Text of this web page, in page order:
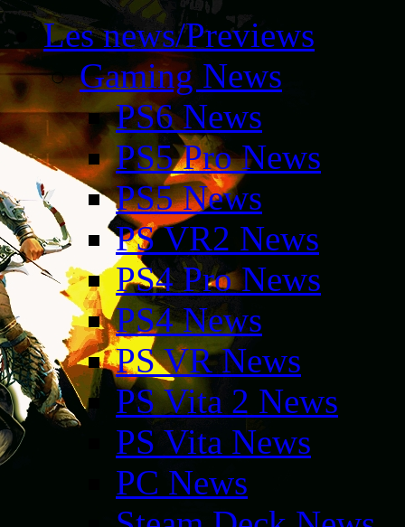
Les news/Previews
Gaming News
PS6 News
PS5 Pro News
PS5 News
PS VR2 News
PS4 Pro News
PS4 News
PS VR News
PS Vita 2 News
PS Vita News
PC News